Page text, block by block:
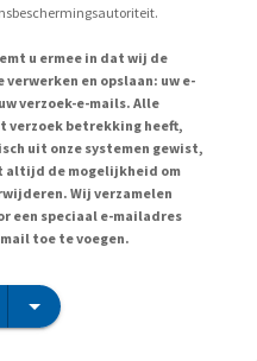
u ermee in dat wij de
en opslaan: uw e-
verzoek-e-mails. Alle
verzoek betrekking heeft,
uit onze systemen gewist,
altijd de mogelijkheid om
Wij verzamelen
een speciaal e-mailadres
toe te voegen.